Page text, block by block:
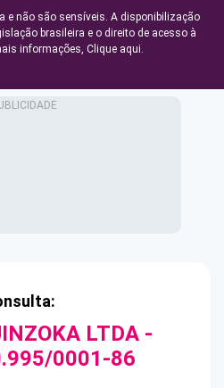
e não são sensíveis. A disponibilização
brasileira e o direito de acesso à
informações, Clique aqui.
LTDA -
0001-86